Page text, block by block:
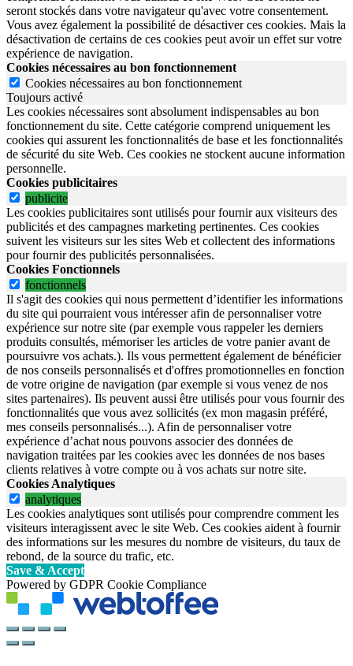
seront stockés dans votre navigateur qu'avec votre consentement.
Vous avez également la possibilité de désactiver ces cookies. Mais la
désactivation de certains de ces cookies peut avoir un effet sur votre
expérience de navigation.
Cookies nécessaires au bon fonctionnement
Cookies nécessaires au bon fonctionnement
Toujours activé
Les cookies nécessaires sont absolument indispensables au bon
fonctionnement du site. Cette catégorie comprend uniquement les
cookies qui assurent les fonctionnalités de base et les fonctionnalités
de sécurité du site Web. Ces cookies ne stockent aucune information
personnelle.
Cookies publicitaires
publicite
Les cookies publicitaires sont utilisés pour fournir aux visiteurs des
publicités et des campagnes marketing pertinentes. Ces cookies
suivent les visiteurs sur les sites Web et collectent des informations
pour fournir des publicités personnalisées.
Cookies Fonctionnels
fonctionnels
Il s'agit des cookies qui nous permettent d’identifier les informations
du site qui pourraient vous intéresser afin de personnaliser votre
expérience sur notre site (par exemple vous rappeler les derniers
produits consultés, mémoriser les articles de votre panier avant de
poursuivre vos achats.). Ils vous permettent également de bénéficier
de nos conseils personnalisés et d'offres promotionnelles en fonction
de votre origine de navigation (par exemple si vous venez de nos
sites partenaires). Ils peuvent aussi être utilisés pour vous fournir des
fonctionnalités que vous avez sollicités (ex mon magasin préféré,
mes conseils personnalisés...). Afin de personnaliser votre
expérience d’achat nous pouvons associer des données de
navigation traitées par les cookies avec les données de nos bases
clients relatives à votre compte ou à vos achats sur notre site.
Cookies Analytiques
analytiques
Les cookies analytiques sont utilisés pour comprendre comment les
visiteurs interagissent avec le site Web. Ces cookies aident à fournir
des informations sur les mesures du nombre de visiteurs, du taux de
rebond, de la source du trafic, etc.
Save & Accept
Powered by GDPR Cookie Compliance